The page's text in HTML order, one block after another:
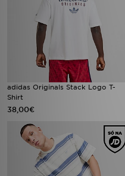
adidas Originals Stack Logo T-
Shirt
38,00€